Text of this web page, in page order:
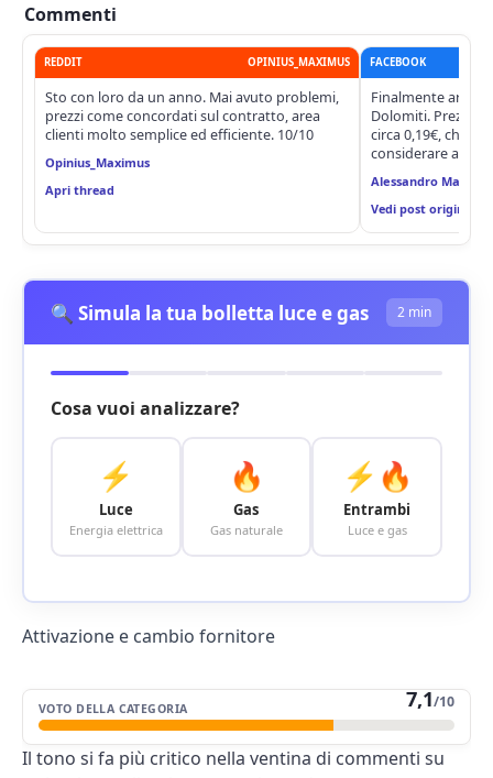
Commenti
REDDIT OPINIUS_MAXIMUS
Sto con loro da un anno. Mai avuto problemi,
prezzi come concordati sul contratto, area
clienti molto semplice ed efficiente. 10/10
Opinius_Maximus
Apri thread
FACEBOOK
Finalmente
Dolomiti. Prezzo
circa 0,19€, che
considerare
Alessandro Maresca
Vedi post originale
🔍 Simula la tua bolletta luce e gas 2 min
Cosa vuoi analizzare?
⚡
Luce
Energia elettrica
🔥
Gas
Gas naturale
⚡🔥
Entrambi
Luce e gas
Attivazione e cambio fornitore
VOTO DELLA CATEGORIA 7,1/10
Il tono si fa più critico nella ventina di commenti su